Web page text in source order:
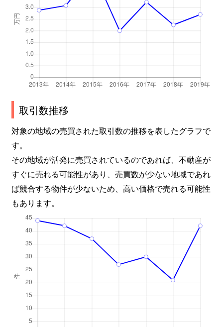
取引数推移
対象の地域の売買された取引数の推移を表したグラフで
す。
その地域が活発に売買されているのであれば、不動産が
すぐに売れる可能性があり、売買数が少ない地域であれ
ば競合する物件が少ないため、高い価格で売れる可能性
もあります。